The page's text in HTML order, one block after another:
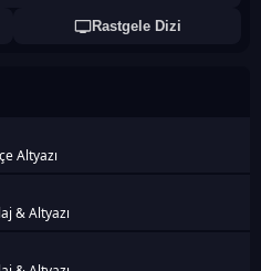
Rastgele Dizi
Altyazı
& Altyazı